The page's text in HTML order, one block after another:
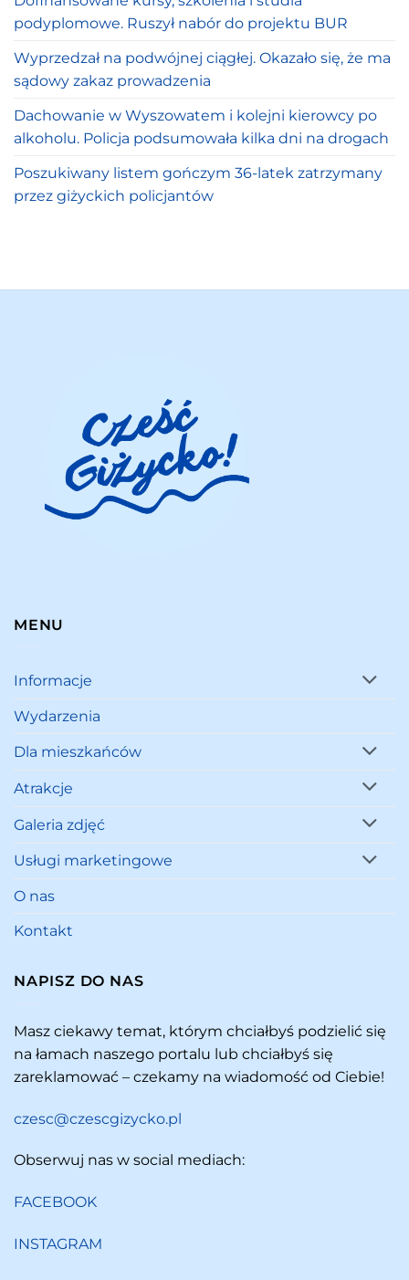
podyplomowe. Ruszył nabór do projektu BUR
Wyprzedzał na podwójnej ciągłej. Okazało się, że ma
sądowy zakaz prowadzenia
Dachowanie w Wyszowatem i kolejni kierowcy po
alkoholu. Policja podsumowała kilka dni na drogach
Poszukiwany listem gończym 36-latek zatrzymany
przez giżyckich policjantów
MENU
Informacje
Wydarzenia
Dla mieszkańców
Atrakcje
Galeria zdjęć
Usługi marketingowe
O nas
Kontakt
NAPISZ DO NAS
Masz ciekawy temat, którym chciałbyś podzielić się
na łamach naszego portalu lub chciałbyś się
zareklamować – czekamy na wiadomość od Ciebie!
czesc@czescgizycko.pl
Obserwuj nas w social mediach:
FACEBOOK
INSTAGRAM